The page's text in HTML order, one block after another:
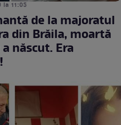
la 11:05
de la majoratul
din Brăila, moartă
născut. Era